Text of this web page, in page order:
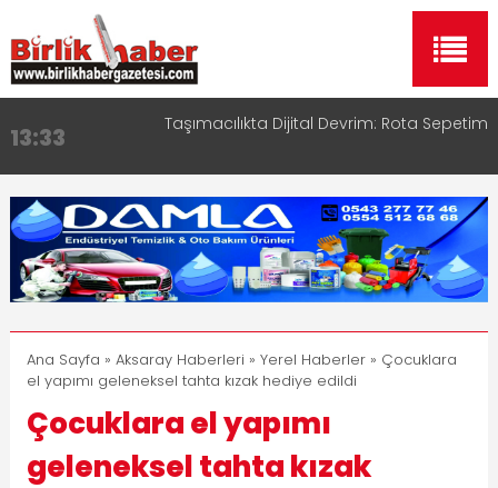
17:15
Aksaray OSB Bölge Müdürü Makam Koltuğunu
16:00
Aksaray Esnaf Rehberi ile Google ve Yapay Zeka
Aramalarında Öne Çıkın
8:23 Aksaray Esnaf Rehberi Hizmete Girdi
11:30
Birlikhaber.com Yayın Hayatına Başladı | Hızlı ve
Akıllı Haber Platformu
13:33 Taşımacılıkta Dijital Devrim: Rota Sepetim
Ana Sayfa » Aksaray Haberleri » Yerel Haberler» Çocuklara
el yapımı geleneksel tahta kızak hediye edildi
Çocuklara el yapımı
geleneksel tahta kızak